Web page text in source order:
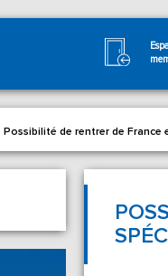
Possibilité de rentrer de France